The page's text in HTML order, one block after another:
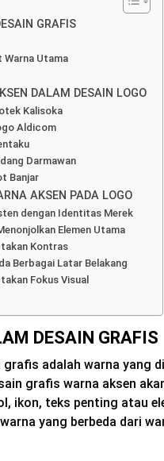
GRAFIS
Warna Utama
DALAM DESAIN LOGO
Kalisoka
Aldicom
Darmawan
Banjar
AKSEN PADA LOGO
dengan Identitas Merek
Elemen Utama
Kontras
Berbagai Latar Belakang
Fokus Visual
DESAIN GRAFIS
grafis adalah warna yang
grafis warna aksen
ikon, teks penting atau
yang berbeda dari